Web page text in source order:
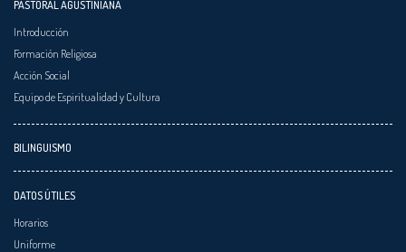
PASTORAL AGUSTINIANA
Introducción
Formación Religiosa
Acción Social
Equipo de Espiritualidad y Cultura
BILINGUISMO
DATOS ÚTILES
Horarios
Uniforme